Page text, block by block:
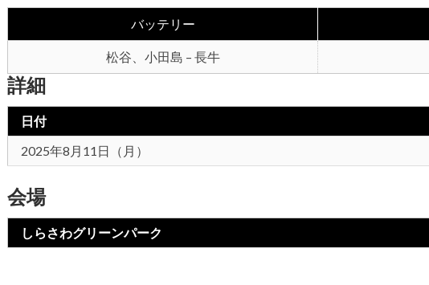
バッテリー
松谷、小田島 – 長牛
詳細
日付
2025年8月11日（月）
会場
しらさわグリーンパーク